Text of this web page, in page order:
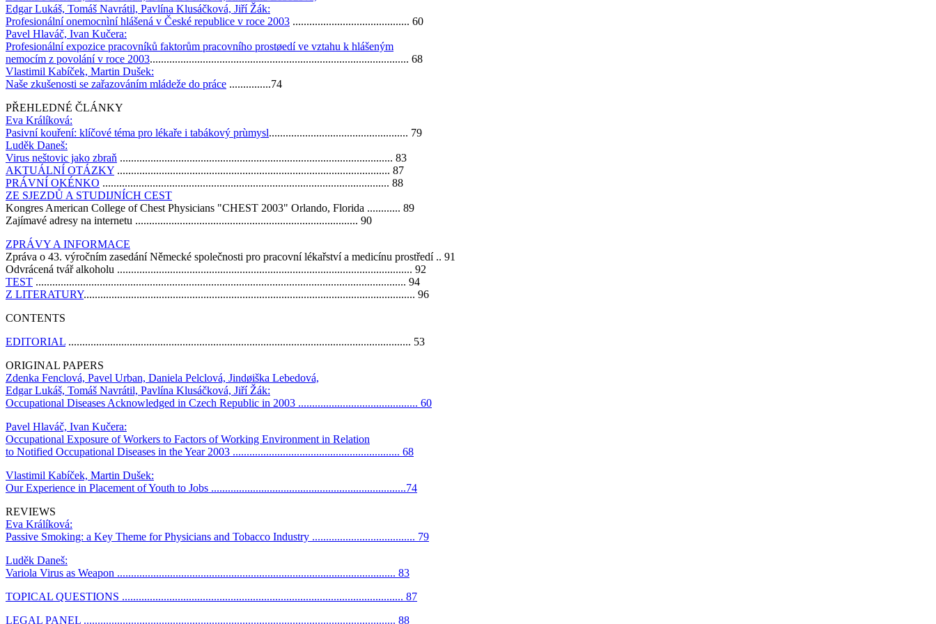
Edgar Lukáš, Tomáš Navrátil, Pavlína Klusáčková, Jiří Žák:
Profesionální onemocnìní hlášená v České republice v roce 2003 .......................................... 60
Pavel Hlaváč, Ivan Kučera:
Profesionální expozice pracovníků faktorům pracovního prostøedí ve vztahu k hlášeným
nemocím z povolání v roce 2003............................................................................................. 68
Vlastimil Kabíček, Martin Dušek:
Naše zkušenosti se zařazováním mládeže do práce ...............74
PŘEHLEDNÉ ČLÁNKY
Eva Králíková:
Pasivní kouření: klíčové téma pro lékaře i tabákový prùmysl.................................................. 79
Luděk Daneš:
Virus neštovic jako zbraň .................................................................................................. 83
AKTUÁLNÍ OTÁZKY .................................................................................................. 87
PRÁVNÍ OKÉNKO ....................................................................................................... 88
ZE SJEZDŮ A STUDIJNÍCH CEST
Kongres American College of Chest Physicians "CHEST 2003" Orlando, Florida ............ 89
Zajímavé adresy na internetu ................................................................................ 90
ZPRÁVY A INFORMACE
Zpráva o 43. výročním zasedání Německé společnosti pro pracovní lékařství a medicínu prostředí .. 91
Odvrácená tvář alkoholu .......................................................................................................... 92
TEST ..................................................................................................................................... 94
Z LITERATURY....................................................................................................................... 96
CONTENTS
EDITORIAL ........................................................................................................................... 53
ORIGINAL PAPERS
Zdenka Fenclová, Pavel Urban, Daniela Pelclová, Jindøiška Lebedová,
Edgar Lukáš, Tomáš Navrátil, Pavlína Klusáčková, Jiří Žák:
Occupational Diseases Acknowledged in Czech Republic in 2003 ........................................... 60
Pavel Hlaváč, Ivan Kučera:
Occupational Exposure of Workers to Factors of Working Environment in Relation
to Notified Occupational Diseases in the Year 2003 ............................................................ 68
Vlastimil Kabíček, Martin Dušek:
Our Experience in Placement of Youth to Jobs ......................................................................74
REVIEWS
Eva Králíková:
Passive Smoking: a Key Theme for Physicians and Tobacco Industry ..................................... 79
Luděk Daneš:
Variola Virus as Weapon .................................................................................................... 83
TOPICAL QUESTIONS ..................................................................................................... 87
LEGAL PANEL ................................................................................................................ 88